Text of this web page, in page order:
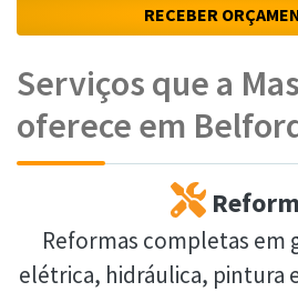
RECEBER
Serviços que a
oferece em
Reformas completas em
elétrica, hidráulica, pintura